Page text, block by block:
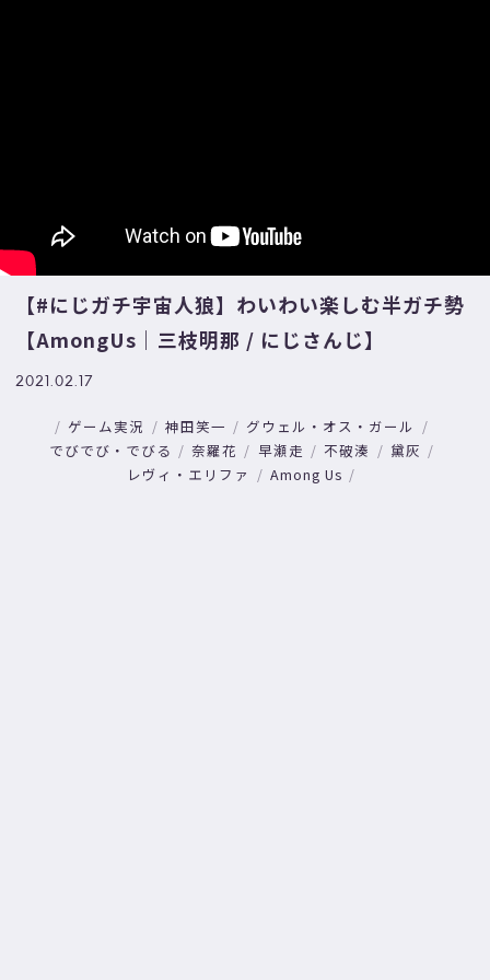
【#にじガチ宇宙人狼​​】わいわい楽しむ半ガチ勢
【AmongUs｜三枝明那 / にじさんじ】
2021.02.17
ゲーム実況 神田笑一
グウェル・オス・ガール
でびでび・でびる
奈羅花 早瀬走 不破湊
黛灰
レヴィ・エリファ
Among Us